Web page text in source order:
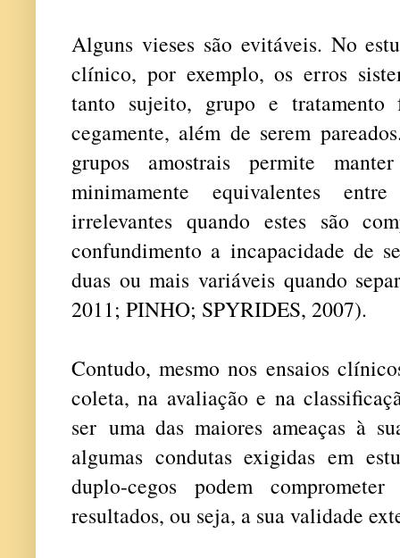
Alguns vieses são evitáveis. No
clínico, por exemplo, os erros
tanto sujeito, grupo e tratamento
cegamente, além de serem
grupos amostrais permite
minimamente equivalentes
irrelevantes quando estes são
confundimento a incapacidade de
duas ou mais variáveis quando
2011; PINHO; SPYRIDES, 2007).
Contudo, mesmo nos ensaios
coleta, na avaliação e na
ser uma das maiores ameaças à
algumas condutas exigidas em
duplo-cegos podem
resultados, ou seja, a sua validade